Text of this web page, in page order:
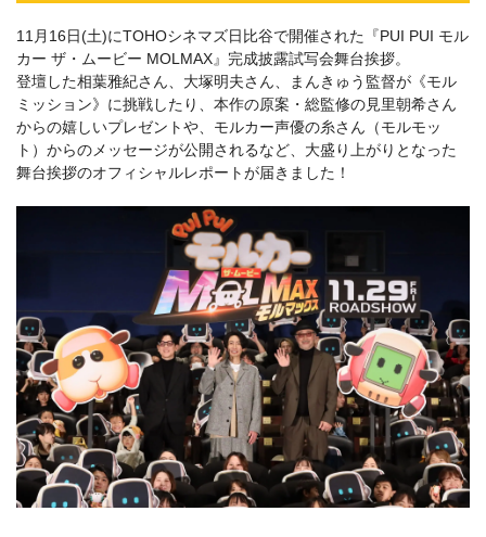
11⽉16⽇(土)にTOHOシネマズ⽇⽐⾕で開催された『PUI PUI モル
カー ザ・ムービー MOLMAX』完成披露試写会舞台挨拶。
登壇した相葉雅紀さん、⼤塚明夫さん、まんきゅう監督が《モル
ミッション》に挑戦したり、本作の原案・総監修の⾒⾥朝希さん
からの嬉しいプレゼントや、モルカー声優の⽷さん（モルモッ
ト）からのメッセージが公開されるなど、⼤盛り上がりとなった
舞台挨拶のオフィシャルレポートが届きました！